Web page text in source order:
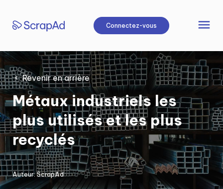
contenu
Connectez-vous menu
Revenir en arrière
Métaux industriels les
plus utilisés et les plus
recyclés
Auteur:ScrapAd